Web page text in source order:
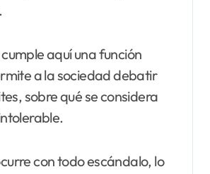
aquí una función
a la sociedad debatir
sobre qué se considera
con todo escándalo, lo